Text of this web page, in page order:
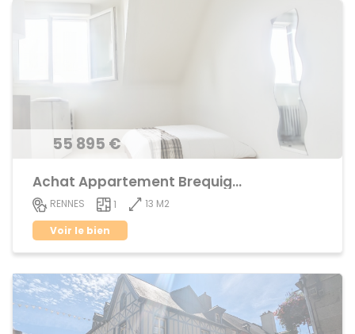
55 895 €
Achat Appartement Brequigny
RENNES 1
13 M2
Voir le bien